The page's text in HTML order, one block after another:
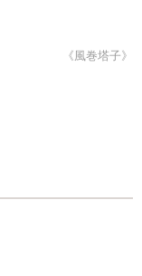
《風巻塔子》